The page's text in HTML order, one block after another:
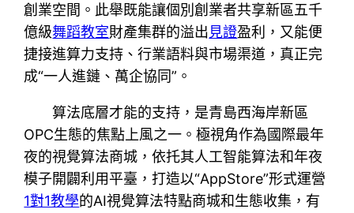
創業空間。此舉既能讓個別創業者共享新區五千
億級舞蹈教室財產集群的溢出見證盈利，又能便
捷接進算力支持、行業語料與市場渠道，真正完
成“一人進鏈、萬企協同”。
算法底層才能的支持，是青島西海岸新區
OPC生態的焦點上風之一。極視角作為國際最年
夜的視覺算法商城，依托其人工智能算法和年夜
模子開闢利用平臺，打造以“AppStore”形式運營
1對1教學的AI視覺算法特點商城和生態收集，有